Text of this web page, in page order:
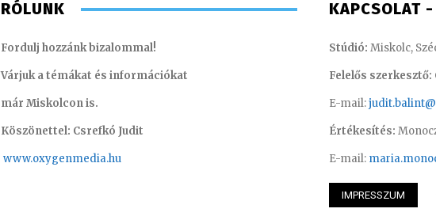
Kőműves Krisztián –
RÓLUNK
Fordulj hozzánk bizalommal!
Várjuk a témákat és információkat
már Miskolcon is.
Köszönettel: Csrefkó Judit
www.oxygenmedia.hu
KAPCSOLAT
Stúdió: Miskolc,
Felelős szerkesztő:
E-mail:
Értékesítés:
E-mail:
IMPRESSZUM